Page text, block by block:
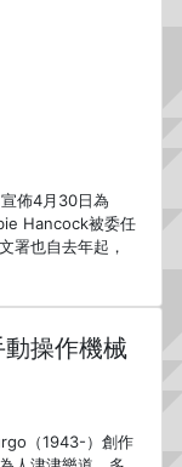
佈4月30日為
Hancock被委任
署也自去年起，
操作機械
（1943-）創作